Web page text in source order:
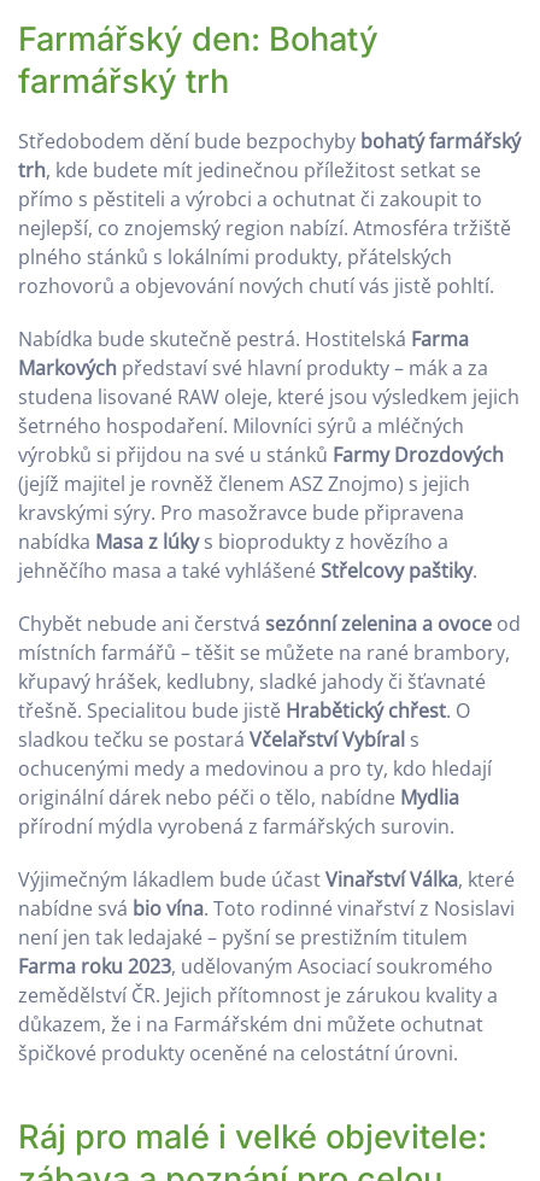
Farmářský den: Bohatý
farmářský trh
Středobodem dění bude bezpochyby bohatý farmářský
trh, kde budete mít jedinečnou příležitost setkat se
přímo s pěstiteli a výrobci a ochutnat či zakoupit to
nejlepší, co znojemský region nabízí. Atmosféra tržiště
plného stánků s lokálními produkty, přátelských
rozhovorů a objevování nových chutí vás jistě pohltí.
Nabídka bude skutečně pestrá. Hostitelská Farma
Markových představí své hlavní produkty – mák a za
studena lisované RAW oleje, které jsou výsledkem jejich
šetrného hospodaření. Milovníci sýrů a mléčných
výrobků si přijdou na své u stánků Farmy Drozdových
(jejíž majitel je rovněž členem ASZ Znojmo) s jejich
kravskými sýry. Pro masožravce bude připravena
nabídka Masa z lúkys bioprodukty z hovězího a
jehněčího masa a také vyhlášené Střelcovy paštiky.
Chybět nebude ani čerstvá sezónní zelenina a ovoce od
místních farmářů – těšit se můžete na rané brambory,
křupavý hrášek, kedlubny, sladké jahody či šťavnaté
třešně. Specialitou bude jistě Hrabětický chřest. O
sladkou tečku se postará Včelařství Vybíral s
ochucenými medy a medovinou a pro ty, kdo hledají
originální dárek nebo péči o tělo, nabídne Mydlia
přírodní mýdla vyrobená z farmářských surovin.
Výjimečným lákadlem bude účastVinařství Válka, které
nabídne svá bio vína. Toto rodinné vinařství z Nosislavi
není jen tak ledajaké – pyšní se prestižním titulem
Farma roku 2023, udělovaným Asociací soukromého
zemědělství ČR. Jejich přítomnost je zárukou kvality a
důkazem, že i na Farmářském dni můžete ochutnat
špičkové produkty oceněné na celostátní úrovni.
Ráj pro malé i velké objevitele: